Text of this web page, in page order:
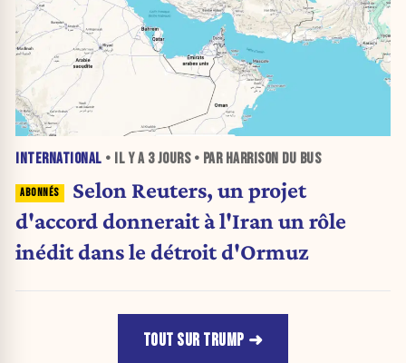
INTERNATIONAL • IL Y A 3 JOURS• PAR HARRISON DU BUS
Selon Reuters, un projet
d'accord donnerait à l'Iran un rôle
inédit dans le détroit d'Ormuz
TOUT SUR TRUMP